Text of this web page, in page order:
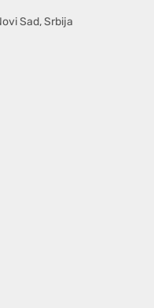
Sad, Srbija